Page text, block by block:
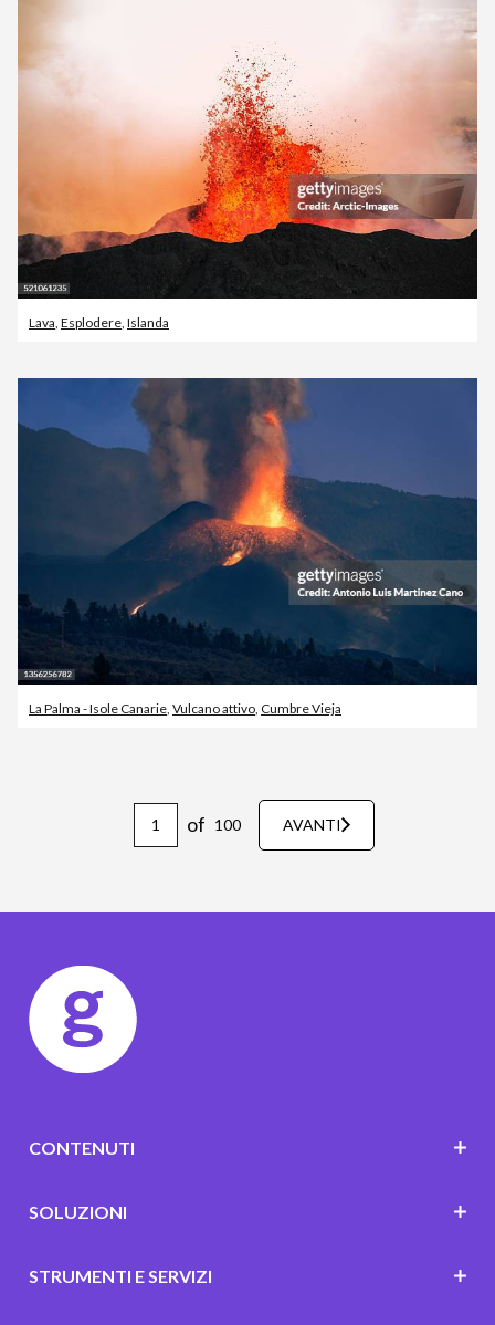
Lava Esplodere Islanda
La Palma - Isole Canarie Vulcano attivo Cumbre Vieja
of 100 AVANTI
CONTENUTI
SOLUZIONI
STRUMENTI E SERVIZI